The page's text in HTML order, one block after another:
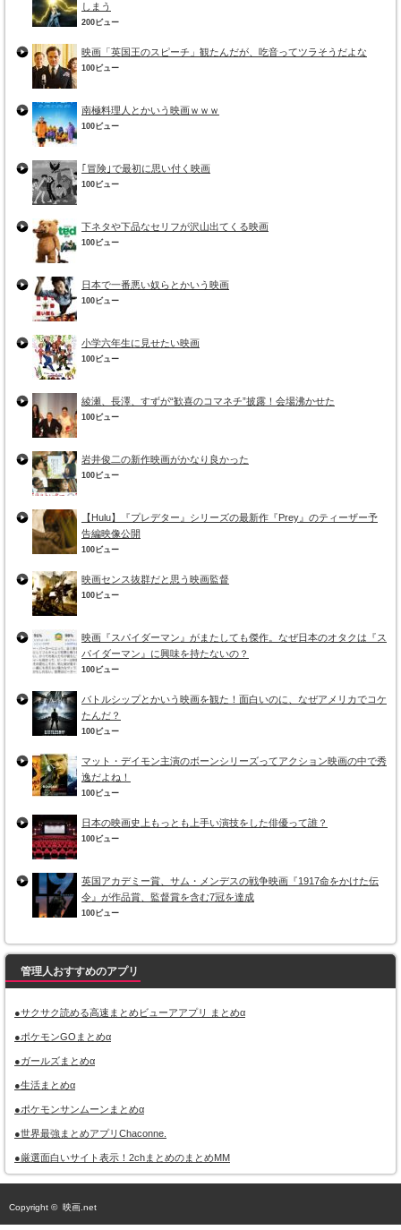
しまう
200ビュー
映画「英国王のスピーチ」観たんだが、吃音ってツラそうだよな
100ビュー
南極料理人とかいう映画ｗｗｗ
100ビュー
｢冒険｣で最初に思い付く映画
100ビュー
下ネタや下品なセリフが沢山出てくる映画
100ビュー
日本で一番悪い奴らとかいう映画
100ビュー
小学六年生に見せたい映画
100ビュー
綾瀬、長澤、すずが“歓喜のコマネチ”披露！会場沸かせた
100ビュー
岩井俊二の新作映画がかなり良かった
100ビュー
【Hulu】『プレデター』シリーズの最新作『Prey』のティーザー予
告編映像公開
100ビュー
映画センス抜群だと思う映画監督
100ビュー
映画『スパイダーマン』がまたしても傑作。なぜ日本のオタクは『ス
パイダーマン』に興味を持たないの？
100ビュー
バトルシップとかいう映画を観た！面白いのに、なぜアメリカでコケ
たんだ？
100ビュー
マット・デイモン主演のボーンシリーズってアクション映画の中で秀
逸だよね！
100ビュー
日本の映画史上もっとも上手い演技をした俳優って誰？
100ビュー
英国アカデミー賞、サム・メンデスの戦争映画『1917命をかけた伝
令』が作品賞、監督賞を含む7冠を達成
100ビュー
管理人おすすめのアプリ
●サクサク読める高速まとめビューアアプリ まとめα
●ポケモンGOまとめα
●ガールズまとめα
●生活まとめα
●ポケモンサンムーンまとめα
●世界最強まとめアプリChaconne.
●厳選面白いサイト表示！2chまとめのまとめMM
Copyright © 映画.net